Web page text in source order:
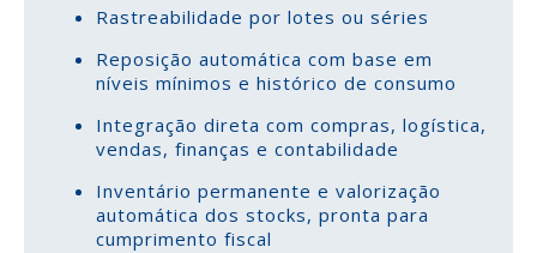
Rastreabilidade por lotes ou séries
Reposição automática com base em
níveis mínimos e histórico de consumo
Integração direta com compras, logística,
vendas, finanças e contabilidade
Inventário permanente e valorização
automática dos stocks, pronta para
cumprimento fiscal